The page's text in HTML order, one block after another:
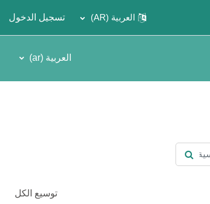
العربية ‎(AR)‎ تسجيل الدخول
العربية ‎(ar)‎
البحث في المقررات الدراسية
توسيع الكل